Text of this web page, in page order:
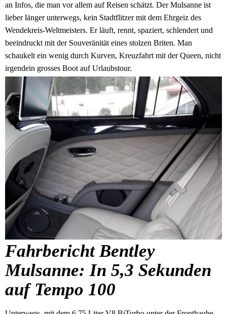
an Infos, die man vor allem auf Reisen schätzt. Der Mulsanne ist
lieber länger unterwegs, kein Stadtflitzer mit dem Ehrgeiz des
Wendekreis-Weltmeisters. Er läuft, rennt, spaziert, schlendert und
beeindruckt mit der Souveränität eines stolzen Briten. Man
schaukelt ein wenig durch Kurven, Kreuzfahrt mit der Queen, nicht
irgendein grosses Boot auf Urlaubstour.
Fahrbericht Bentley
Mulsanne: In 5,3 Sekunden
auf Tempo 100